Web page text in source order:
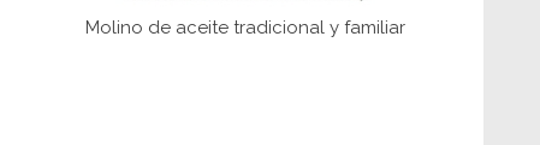
Molino de aceite tradicional y familiar